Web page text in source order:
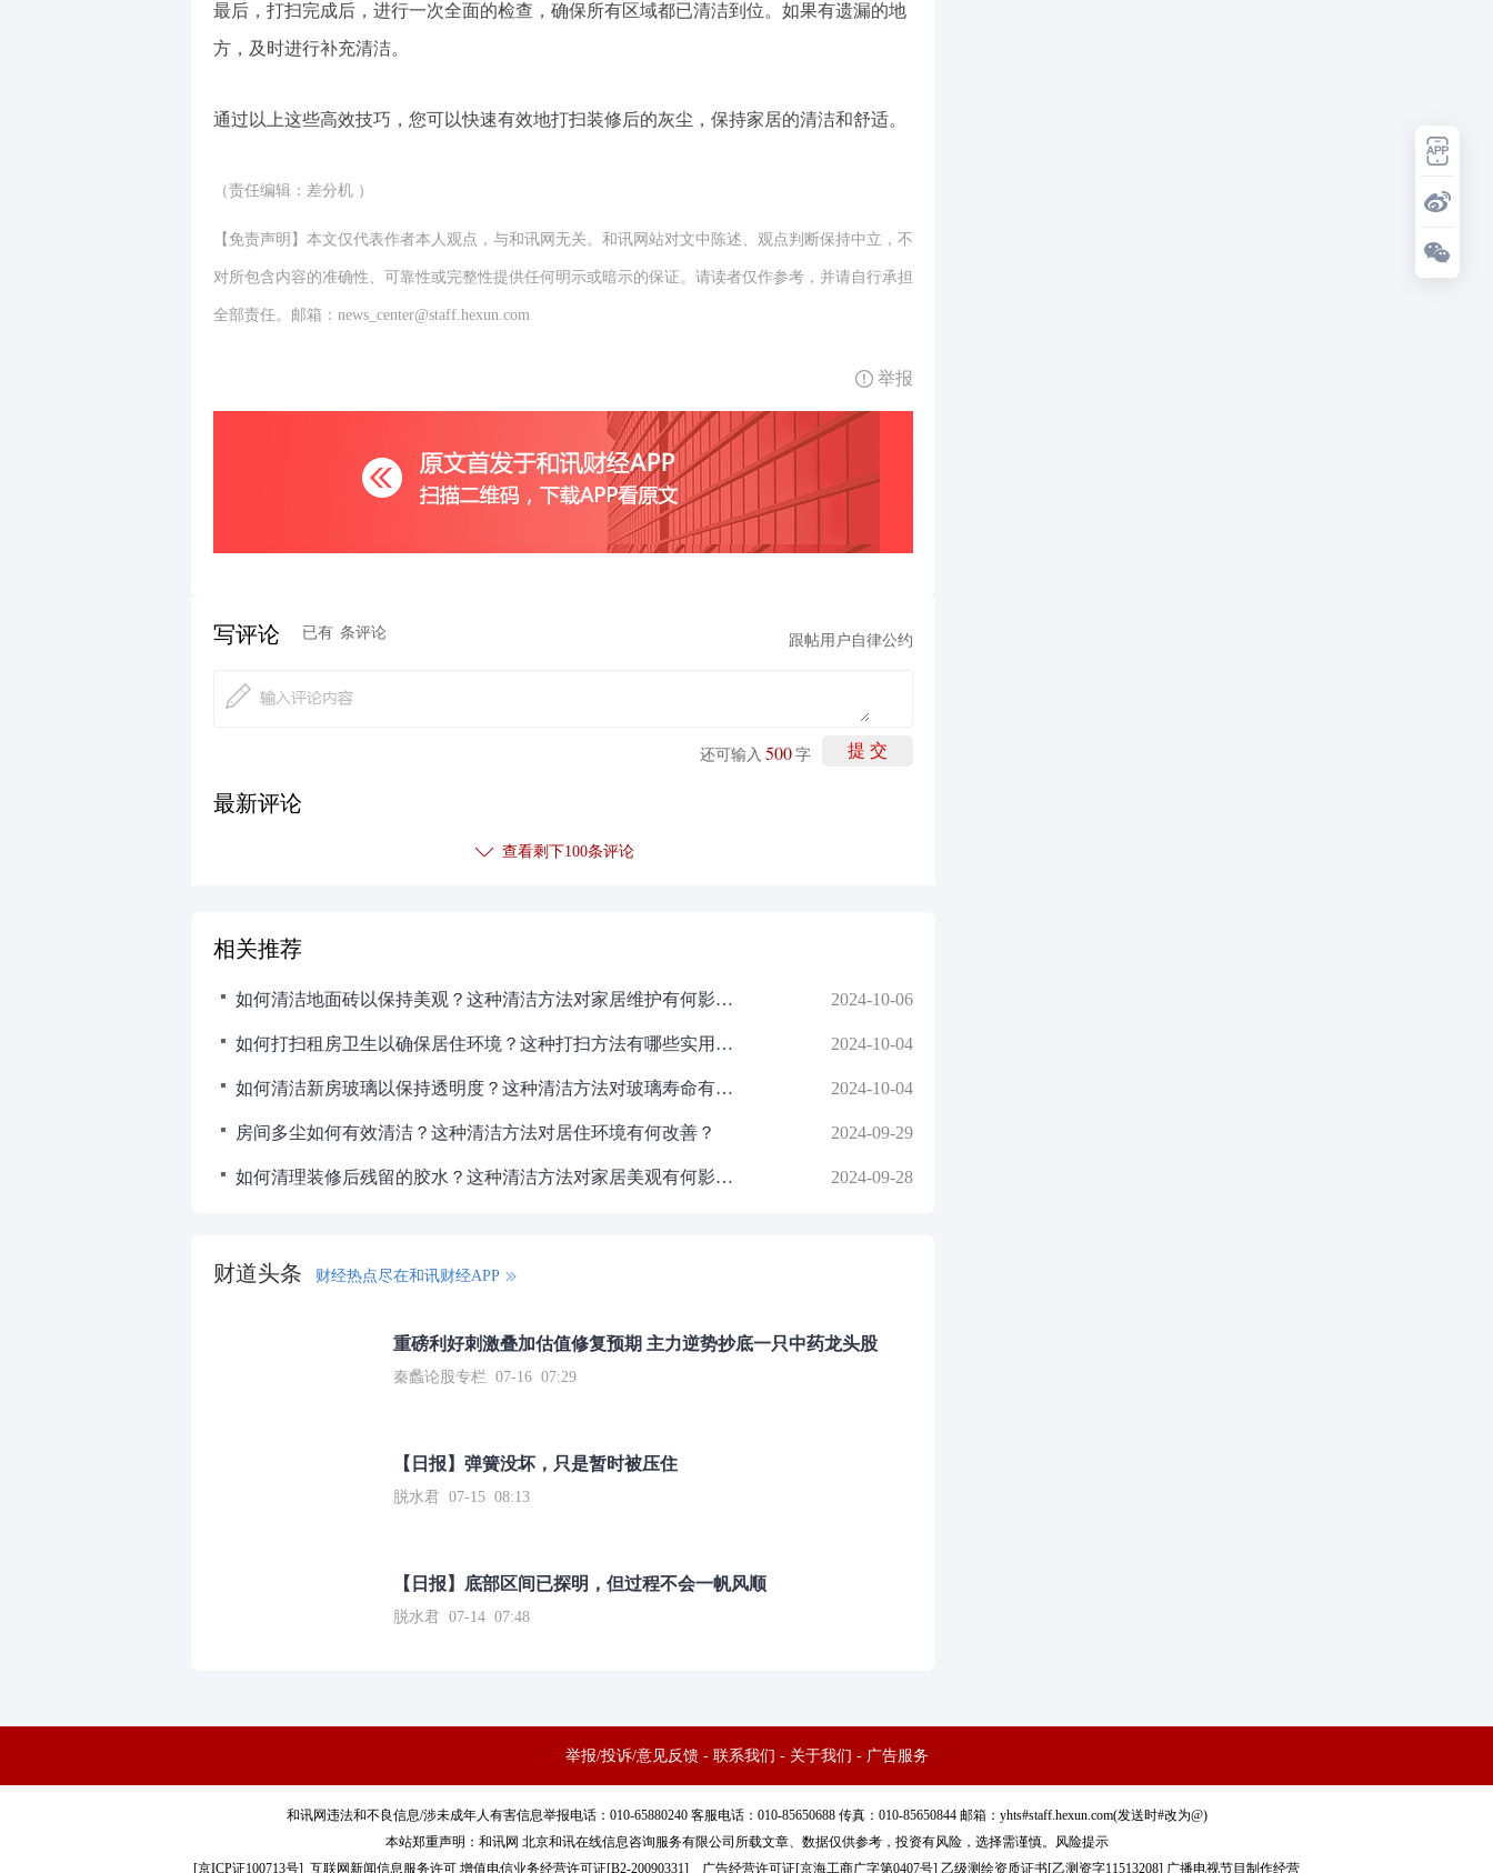
最后，打扫完成后，进行一次全面的检查，确保所有区域都已清洁到位。如果有遗漏的地
方，及时进行补充清洁。
通过以上这些高效技巧，您可以快速有效地打扫装修后的灰尘，保持家居的清洁和舒适。
（责任编辑：差分机 ）
【免责声明】本文仅代表作者本人观点，与和讯网无关。和讯网站对文中陈述、观点判断保持中立，不
对所包含内容的准确性、可靠性或完整性提供任何明示或暗示的保证。请读者仅作参考，并请自行承担
全部责任。邮箱：news_center@staff.hexun.com
举报
写评论 已有 条评论 跟帖用户自律公约
提 交
还可输入 500 字
最新评论
查看剩下100条评论
相关推荐
如何清洁地面砖以保持美观？这种清洁方法对家居维护有何影响？ 2024-10-06
如何打扫租房卫生以确保居住环境？这种打扫方法有哪些实用技巧？ 2024-10-04
如何清洁新房玻璃以保持透明度？这种清洁方法对玻璃寿命有何影响？ 2024-10-04
房间多尘如何有效清洁？这种清洁方法对居住环境有何改善？ 2024-09-29
如何清理装修后残留的胶水？这种清洁方法对家居美观有何影响？ 2024-09-28
财道头条 财经热点尽在和讯财经APP
重磅利好刺激叠加估值修复预期 主力逆势抄底一只中药龙头股
秦蠡论股专栏 07-16 07:29
【日报】弹簧没坏，只是暂时被压住
脱水君 07-15 08:13
【日报】底部区间已探明，但过程不会一帆风顺
脱水君 07-14 07:48
举报/投诉/意见反馈- 联系我们 - 关于我们 - 广告服务
和讯网违法和不良信息/涉未成年人有害信息举报电话：010-65880240 客服电话：010-85650688 传真：010-85650844 邮箱：yhts#staff.hexun.com(发送时#改为@)
本站郑重声明：和讯网 北京和讯在线信息咨询服务有限公司所载文章、数据仅供参考，投资有风险，选择需谨慎。
风险提示
[京ICP证100713号] 互联网新闻信息服务许可 增值电信业务经营许可证[B2-20090331] 广告经营许可证[京海工商广字第0407号] 乙级测绘资质证书[乙测资字11513208] 广播电视节目制作经营